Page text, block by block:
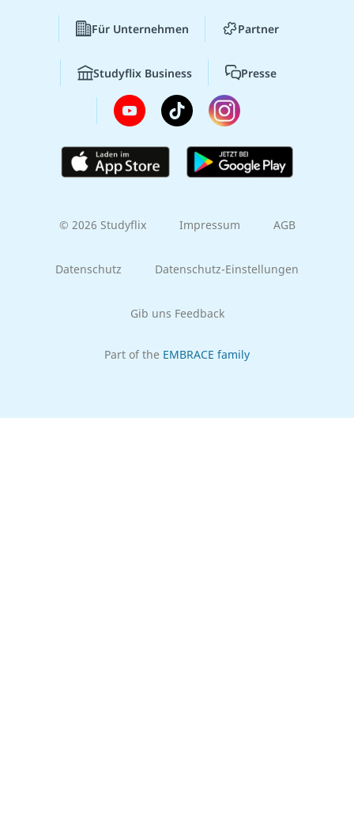
Für Unternehmen Partner
Studyflix Business Presse
© 2026 Studyflix Impressum AGB
Datenschutz Datenschutz-Einstellungen
Gib uns Feedback
Part of the EMBRACE family